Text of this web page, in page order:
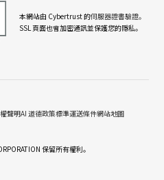
本網站由 Cybertrust 的伺服器證書驗證。
SSL 頁面也會加密通訊並保護您的隱私。
聲明AI 道德政策標準運送條件網站地圖
保留所有權利。